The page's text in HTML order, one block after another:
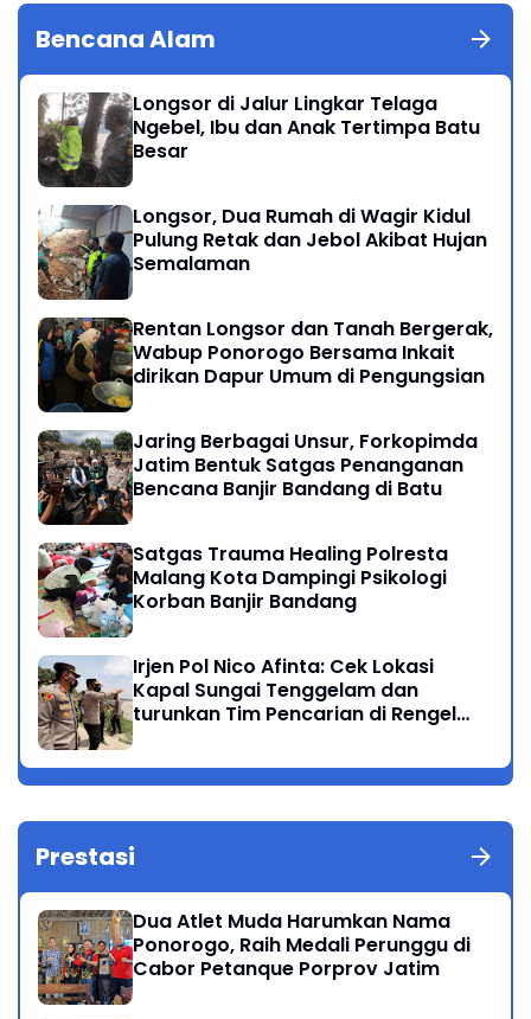
Bencana Alam
Longsor di Jalur Lingkar Telaga
Ngebel, Ibu dan Anak Tertimpa Batu
Besar
Longsor, Dua Rumah di Wagir Kidul
Pulung Retak dan Jebol Akibat Hujan
Semalaman
Rentan Longsor dan Tanah Bergerak,
Wabup Ponorogo Bersama Inkait
dirikan Dapur Umum di Pengungsian
Jaring Berbagai Unsur, Forkopimda
Jatim Bentuk Satgas Penanganan
Bencana Banjir Bandang di Batu
Satgas Trauma Healing Polresta
Malang Kota Dampingi Psikologi
Korban Banjir Bandang
Irjen Pol Nico Afinta: Cek Lokasi
Kapal Sungai Tenggelam dan
turunkan Tim Pencarian di Rengel
Prestasi
Dua Atlet Muda Harumkan Nama
Ponorogo, Raih Medali Perunggu di
Cabor Petanque Porprov Jatim